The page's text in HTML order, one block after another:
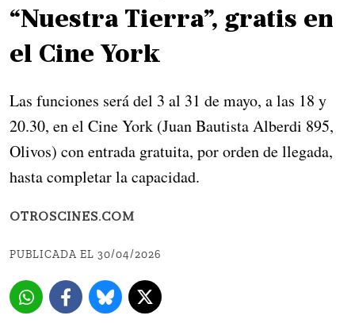
“Nuestra Tierra”, gratis en
el Cine York
Las funciones será del 3 al 31 de mayo, a las 18 y
20.30, en el Cine York (Juan Bautista Alberdi 895,
Olivos) con entrada gratuita, por orden de llegada,
hasta completar la capacidad.
OTROSCINES.COM
PUBLICADA EL 30/04/2026